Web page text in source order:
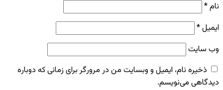
نام*
ایمیل*
وب‌ سایت
ذخیره نام، ایمیل و وبسایت من در مرورگر برای زمانی که دوباره
دیدگاهی می‌نویسم.